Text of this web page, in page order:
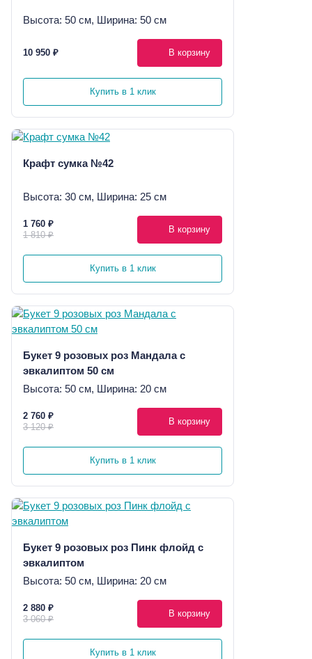
Высота: 50 см, Ширина: 50 см
10 950 ₽ В корзину
Купить в 1 клик
Крафт сумка №42
Высота: 30 см, Ширина: 25 см
1 760 ₽
1 810 ₽
В корзину
Купить в 1 клик
Букет 9 розовых роз Мандала с
эвкалиптом 50 см
Высота: 50 см, Ширина: 20 см
2 760 ₽
3 120 ₽
В корзину
Купить в 1 клик
Букет 9 розовых роз Пинк флойд с
эвкалиптом
Высота: 50 см, Ширина: 20 см
2 880 ₽
3 060 ₽
В корзину
Купить в 1 клик